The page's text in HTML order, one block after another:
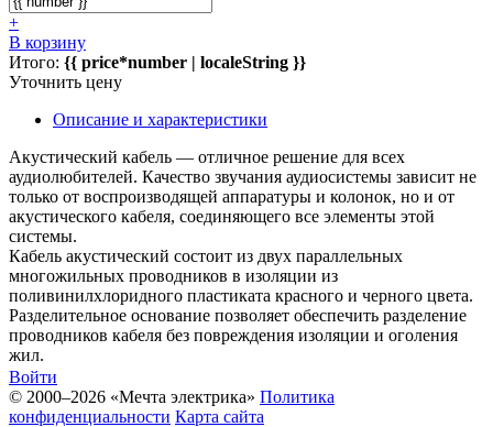
+
В корзину
Итого: {{ price*number | localeString }}
Уточнить цену
Описание и характеристики
Акустический кабель — отличное решение для всех
аудиолюбителей. Качество звучания аудиосистемы зависит не
только от воспроизводящей аппаратуры и колонок, но и от
акустического кабеля, соединяющего все элементы этой
системы.
Кабель акустический состоит из двух параллельных
многожильных проводников в изоляции из
поливинилхлоридного пластиката красного и черного цвета.
Разделительное основание позволяет обеспечить разделение
проводников кабеля без повреждения изоляции и оголения
жил.
Войти
© 2000–2026 «Мечта электрика» Политика
конфиденциальности Карта сайта